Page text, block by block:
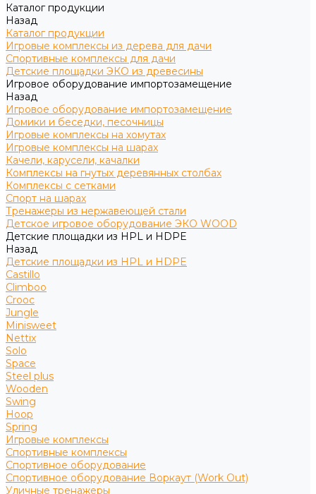
Каталог продукции
Назад
Каталог продукции
Игровые комплексы из дерева для дачи
Спортивные комплексы для дачи
Детские площадки ЭКО из древесины
Игровое оборудование импортозамещение
Назад
Игровое оборудование импортозамещение
Домики и беседки, песочницы
Игровые комплексы на хомутах
Игровые комплексы на шарах
Качели, карусели, качалки
Комплексы на гнутых деревянных столбах
Комплексы с сетками
Спорт на шарах
Тренажеры из нержавеющей стали
Детское игровое оборудование ЭКО WOOD
Детские площадки из HPL и HDPE
Назад
Детские площадки из HPL и HDPE
Castillo
Climboo
Crooc
Jungle
Minisweet
Nettix
Solo
Space
Steel plus
Wooden
Swing
Hoop
Spring
Игровые комплексы
Спортивные комплексы
Спортивное оборудование
Спортивное оборудование Воркаут (Work Out)
Уличные тренажеры